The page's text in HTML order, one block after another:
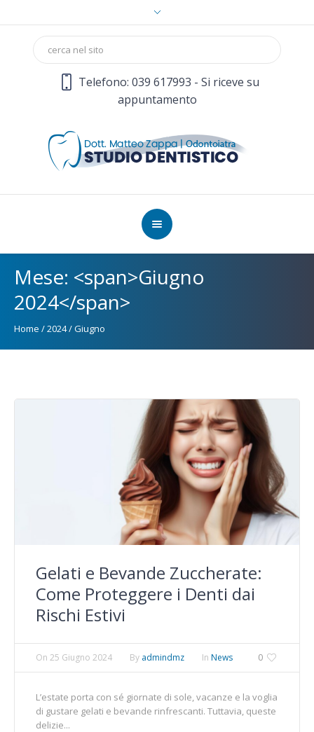
Telefono: 039 617993 - Si riceve su
appuntamento
Mese: <span>Giugno
2024</span>
Home /2024/Giugno
Gelati e Bevande Zuccherate:
Come Proteggere i Denti dai
Rischi Estivi
0
On 25 Giugno 2024 By admindmz In News
L’estate porta con sé giornate di sole, vacanze e la voglia
di gustare gelati e bevande rinfrescanti. Tuttavia, queste
delizie...